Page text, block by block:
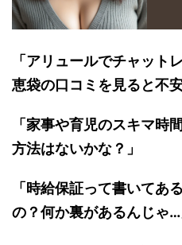
「アリュールでチャット
恵袋の口コミを見ると不
「家事や育児のスキマ時
方法はないかな？」
「時給保証って書いてあ
の？何か裏があるんじゃ…